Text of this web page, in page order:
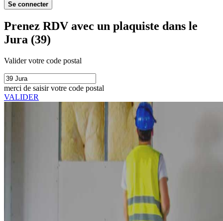
Se connecter
Prenez RDV avec un plaquiste dans le
Jura (39)
Valider votre code postal
merci de saisir votre code postal
VALIDER